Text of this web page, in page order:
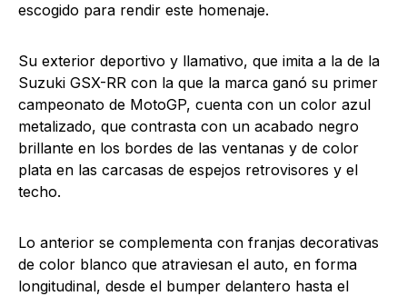
escogido para rendir este homenaje.
Su exterior deportivo y llamativo, que imita a la de la
Suzuki GSX-RR con la que la marca ganó su primer
campeonato de MotoGP, cuenta con un color azul
metalizado, que contrasta con un acabado negro
brillante en los bordes de las ventanas y de color
plata en las carcasas de espejos retrovisores y el
techo.
Lo anterior se complementa con franjas decorativas
de color blanco que atraviesan el auto, en forma
longitudinal, desde el bumper delantero hasta el